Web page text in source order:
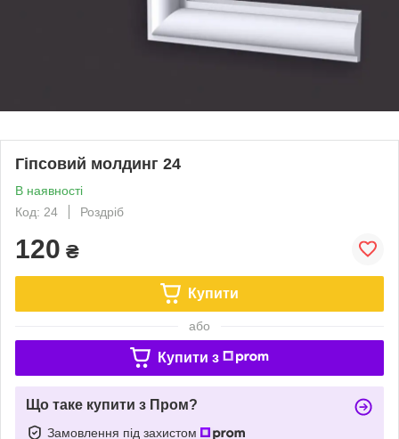
Гіпсовий молдинг 24
В наявності
Код: 24
Роздріб
120 ₴
Купити
або
Купити з
Що таке купити з Пром?
Замовлення під захистом